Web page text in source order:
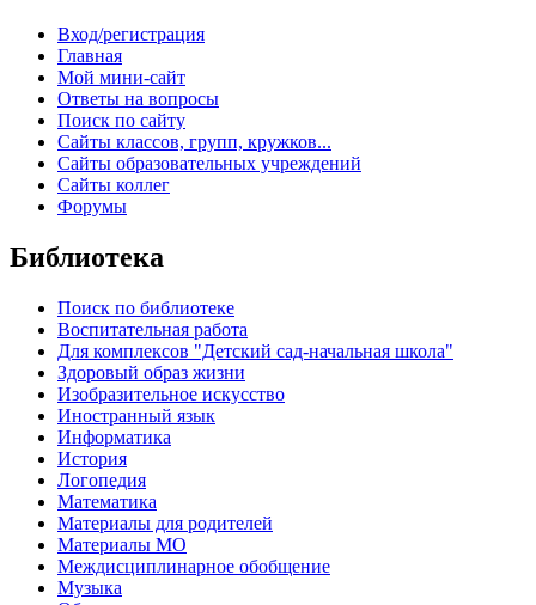
Вход/регистрация
Главная
Мой мини-сайт
Ответы на вопросы
Поиск по сайту
Сайты классов, групп, кружков...
Сайты образовательных учреждений
Сайты коллег
Форумы
Библиотека
Поиск по библиотеке
Воспитательная работа
Для комплексов "Детский сад-начальная школа"
Здоровый образ жизни
Изобразительное искусство
Иностранный язык
Информатика
История
Логопедия
Математика
Материалы для родителей
Материалы МО
Междисциплинарное обобщение
Музыка